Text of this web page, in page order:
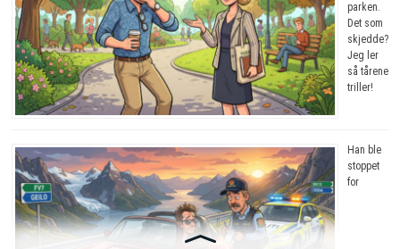
parken.
Det som
skjedde?
Jeg ler
så tårene
triller!
Han ble
stoppet
for